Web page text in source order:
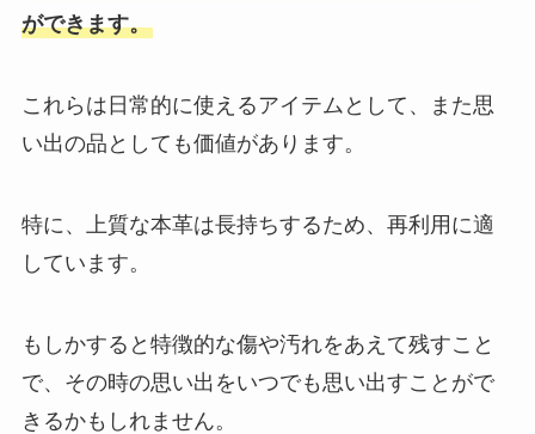
ができます。
これらは日常的に使えるアイテムとして、また思
い出の品としても価値があります。
特に、上質な本革は長持ちするため、再利用に適
しています。
もしかすると特徴的な傷や汚れをあえて残すこと
で、その時の思い出をいつでも思い出すことがで
きるかもしれません。